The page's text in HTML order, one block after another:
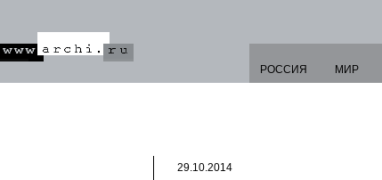
РОССИЯ МИР
29.10.2014